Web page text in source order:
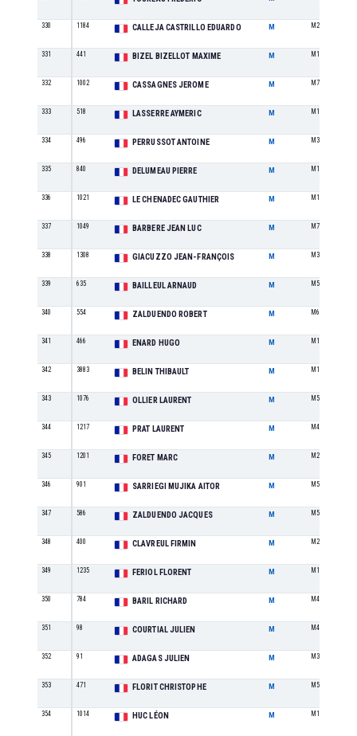
330 1184 CALLEJA CASTRILLO EDUARDO M M2
331 441 BIZEL BIZELLOT MAXIME M M1
332 1002 CASSAGNES JEROME M M7
333 518 LASSERRE AYMERIC M M1
334 496 PERRUSSOT ANTOINE M M3
335 840 DELUMEAU PIERRE M M1
336 1021 LE CHENADEC GAUTHIER M M1
337 1049 BARBERE JEAN LUC M M7
338 1308 GIACUZZO JEAN-FRANÇOIS M M3
339 635 BAILLEUL ARNAUD M M5
340 554 ZALDUENDO ROBERT M M6
341 466 ENARD HUGO M M1
342 3883 BELIN THIBAULT M M1
343 1076 OLLIER LAURENT M M5
344 1217 PRAT LAURENT M M4
345 1201 FORET MARC M M2
346 901 SARRIEGI MUJIKA AITOR M M5
347 586 ZALDUENDO JACQUES M M5
348 400 CLAVREUL FIRMIN M M2
349 1235 FERIOL FLORENT M M1
350 784 BARIL RICHARD M M4
351 98 COURTIAL JULIEN M M4
352 91 ADAGAS JULIEN M M3
353 471 FLORIT CHRISTOPHE M M5
354 1014 HUC LÉON M M1